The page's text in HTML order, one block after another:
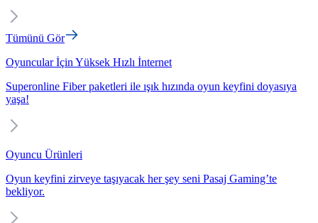
Tümünü Gör
Oyuncular İçin Yüksek Hızlı İnternet
Superonline Fiber paketleri ile ışık hızında oyun keyfini doyasıya
yaşa!
Oyuncu Ürünleri
Oyun keyfini zirveye taşıyacak her şey seni Pasaj Gaming’te
bekliyor.